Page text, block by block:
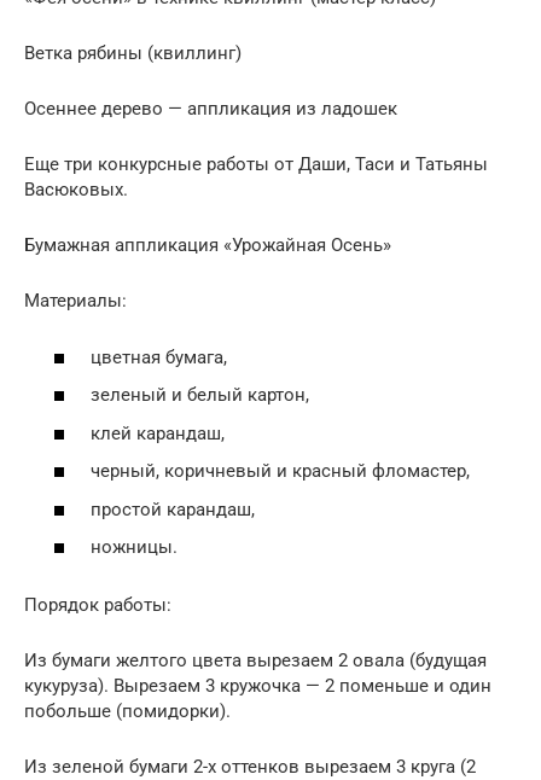
Ветка рябины (квиллинг)
Осеннее дерево — аппликация из ладошек
Еще три конкурсные работы от Даши, Таси и Татьяны
Васюковых.
Бумажная аппликация «Урожайная Осень»
Материалы:
цветная бумага,
зеленый и белый картон,
клей карандаш,
черный, коричневый и красный фломастер,
простой карандаш,
ножницы.
Порядок работы:
Из бумаги желтого цвета вырезаем 2 овала (будущая
кукуруза). Вырезаем 3 кружочка — 2 поменьше и один
побольше (помидорки).
Из зеленой бумаги 2-х оттенков вырезаем 3 круга (2